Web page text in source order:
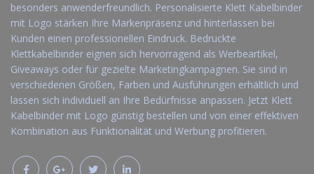
besonders anwenderfreundlich. Personalisierte Klett Kabelbinder
mit Logo stärken Ihre Markenpräsenz und hinterlassen bei
Kunden einen professionellen Eindruck. Bedruckte
Klettkabelbinder eignen sich hervorragend als Werbeartikel,
Giveaways oder für gezielte Marketingkampagnen. Sie sind in
verschiedenen Größen, Farben und Ausführungen erhältlich und
lassen sich individuell an Ihre Bedürfnisse anpassen. Jetzt Klett
Kabelbinder mit Logo günstig bestellen und von einer effektiven
Kombination aus Funktionalität und Werbung profitieren.